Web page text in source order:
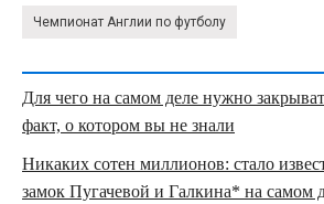
Чемпионат Англии по футболу
Для чего на самом деле нужно
факт, о котором вы не знали
Никаких сотен миллионов: стало
замок Пугачевой и Галкина* на самом